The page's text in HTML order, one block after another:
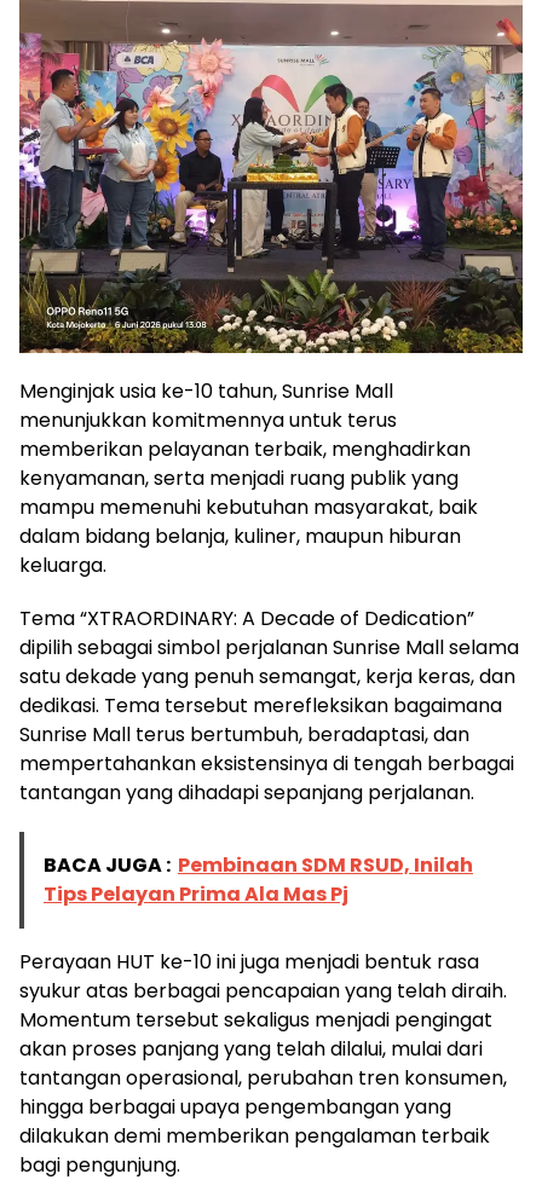
Menginjak usia ke-10 tahun, Sunrise Mall
menunjukkan komitmennya untuk terus
memberikan pelayanan terbaik, menghadirkan
kenyamanan, serta menjadi ruang publik yang
mampu memenuhi kebutuhan masyarakat, baik
dalam bidang belanja, kuliner, maupun hiburan
keluarga.
Tema “XTRAORDINARY: A Decade of Dedication”
dipilih sebagai simbol perjalanan Sunrise Mall selama
satu dekade yang penuh semangat, kerja keras, dan
dedikasi. Tema tersebut merefleksikan bagaimana
Sunrise Mall terus bertumbuh, beradaptasi, dan
mempertahankan eksistensinya di tengah berbagai
tantangan yang dihadapi sepanjang perjalanan.
BACA JUGA : Pembinaan SDM RSUD, Inilah
Tips Pelayan Prima Ala Mas Pj
Perayaan HUT ke-10 ini juga menjadi bentuk rasa
syukur atas berbagai pencapaian yang telah diraih.
Momentum tersebut sekaligus menjadi pengingat
akan proses panjang yang telah dilalui, mulai dari
tantangan operasional, perubahan tren konsumen,
hingga berbagai upaya pengembangan yang
dilakukan demi memberikan pengalaman terbaik
bagi pengunjung.